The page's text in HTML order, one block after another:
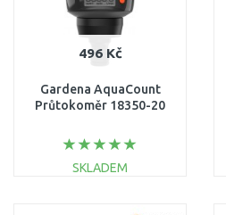
496 Kč
Gardena AquaCount
Průtokoměr 18350-20
SKLADEM